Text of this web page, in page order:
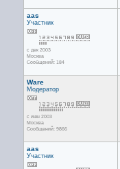
aas
Участник
с дек 2003
Москва
Сообщений: 184
Ware
Модератор
с июн 2003
Москва
Сообщений: 9866
aas
Участник